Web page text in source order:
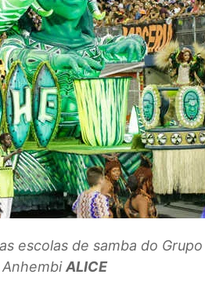
escolas de samba do Grupo
AnhembiALICE